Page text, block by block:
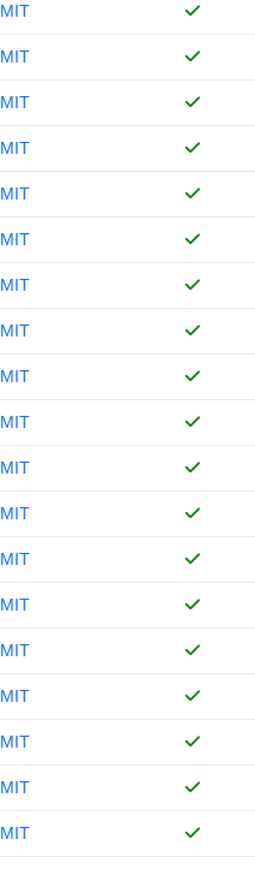
MIT
MIT
MIT
MIT
MIT
MIT
MIT
MIT
MIT
MIT
MIT
MIT
MIT
MIT
MIT
MIT
MIT
MIT
MIT